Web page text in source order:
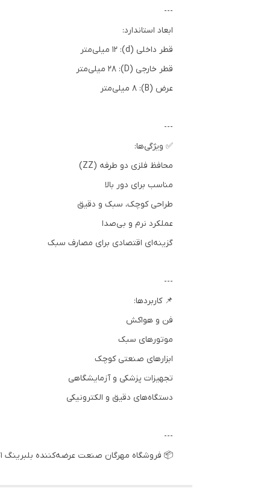
---
ابعاد استاندارد:
قطر داخلی (d): 12 میلی‌متر
قطر خارجی (D): 28 میلی‌متر
عرض (B): 8 میلی‌متر
---
✅ ویژگی‌ها:
محافظ فلزی دو طرفه (ZZ)
مناسب برای دور بالا
طراحی کوچک، سبک و دقیق
عملکرد نرم و بی‌صدا
گزینه‌ای اقتصادی برای مصارف سبک
---
📌 کاربردها:
فن و هواکش
موتورهای سبک
ابزارهای صنعتی کوچک
تجهیزات پزشکی و آزمایشگاهی
دستگاه‌های دقیق و الکترونیکی
---
📦 فروشگاه مهرگان صنعت عرضه‌کننده بلبرینگ 6001 ZZ KG با قیمت مناسب، موجودی کامل و ارسال سریع به سراسر کشور می‌باشد.